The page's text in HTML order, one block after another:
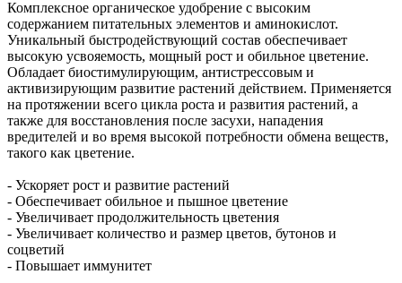
Комплексное органическое удобрение с высоким
содержанием питательных элементов и аминокислот.
Уникальный быстродействующий состав обеспечивает
высокую усвояемость, мощный рост и обильное цветение.
Обладает биостимулирующим, антистрессовым и
активизирующим развитие растений действием. Применяется
на протяжении всего цикла роста и развития растений, а
также для восстановления после засухи, нападения
вредителей и во время высокой потребности обмена веществ,
такого как цветение.
- Ускоряет рост и развитие растений
- Обеспечивает обильное и пышное цветение
- Увеличивает продолжительность цветения
- Увеличивает количество и размер цветов, бутонов и
соцветий
- Повышает иммунитет